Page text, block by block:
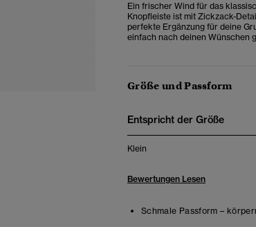
Ein frischer Wind für das
Knopfleiste ist mit Zickzack-
perfekte Ergänzung für deine
einfach nach deinen Wünschen
Größe und Passform
Entspricht der Größe
Klein
Bewertungen Lesen
Schmale Passform –